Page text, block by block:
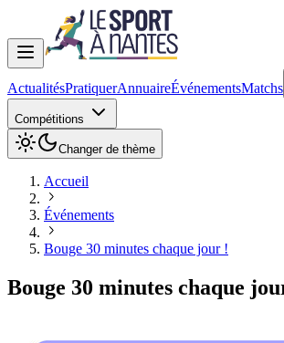
ActualitésPratiquerAnnuaireÉvénementsMatchs
Compétitions
Changer de thème
Accueil
Événements
Bouge 30 minutes chaque jour !
Bouge 30 minutes chaque